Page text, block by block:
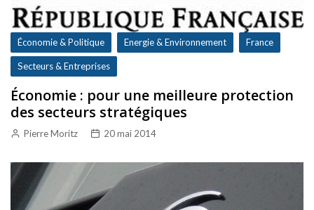
Économie & Politique Energie & Environnement France
Secteurs & Entreprises
Économie : pour une meilleure protection
des secteurs stratégiques
Pierre Moritz 20 mai 2014